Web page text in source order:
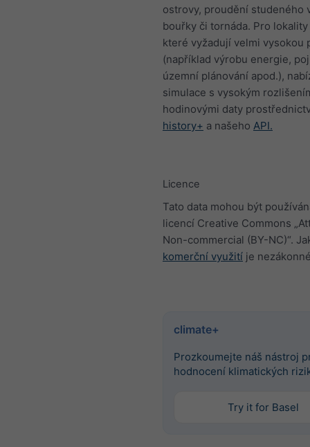
ostrovy, proudění studeného
bouřky či tornáda. Pro
které vyžadují velmi vysokou
(například výrobu energie,
územní plánování apod.),
simulace s vysokým
hodinovými daty
history+ a našeho API.
Licence
Tato data mohou být
licencí Creative Commons
Non-commercial (BY-NC)“.
komerční využití je
climate+
Prozkoumejte náš nástroj
hodnocení klimatických
Try it for Basel